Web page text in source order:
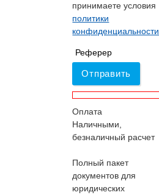
принимаете условия
политики
конфиденциальности
Реферер
Отправить
Оплата
Наличными,
безналичный расчет
Полный пакет
документов для
юридических